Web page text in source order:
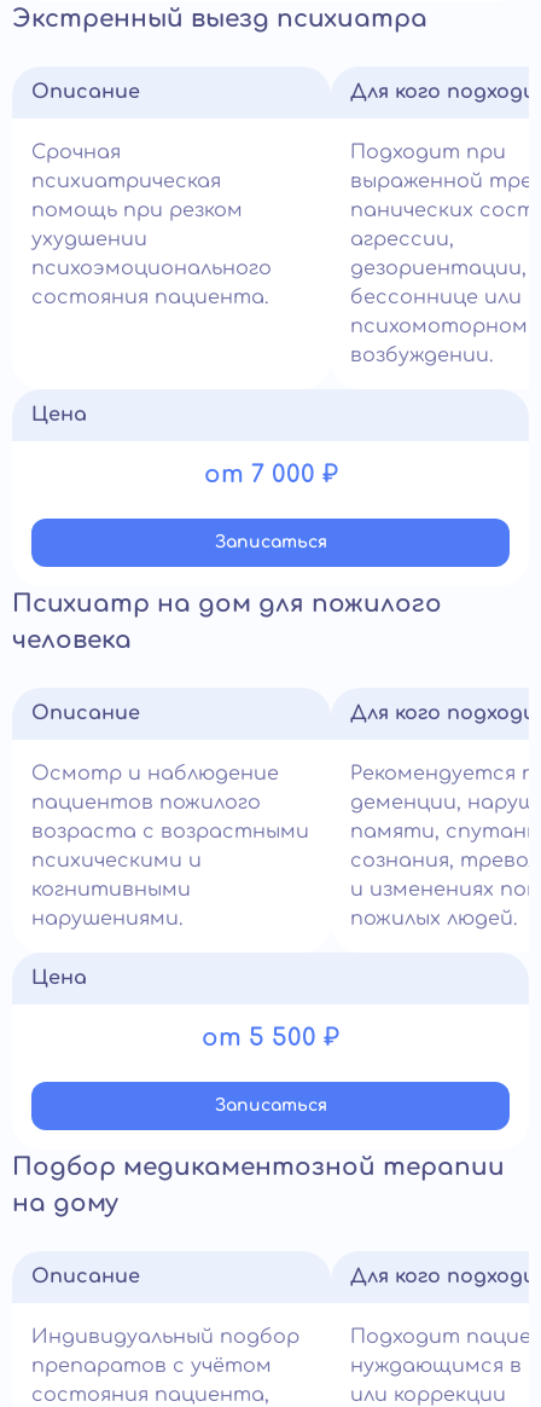
Экстренный выезд психиатра
Описание
Срочная
психиатрическая
помощь при резком
ухудшении
психоэмоционального
состояния пациента.
Для кого
Подходит при
выраженной
панических
агрессии,
дезориентации,
бессоннице или
психомоторном
возбуждении.
Цена
от 7 000 ₽
Записатьcя
Психиатр на дом для пожилого
человека
Описание
Осмотр и наблюдение
пациентов пожилого
возраста с возрастными
психическими и
когнитивными
нарушениями.
Для кого
Рекомендуется
деменции,
памяти,
сознания,
и изменениях
пожилых людей.
Цена
от 5 500 ₽
Записатьcя
Подбор медикаментозной терапии
на дому
Описание
Индивидуальный подбор
препаратов с учётом
состояния пациента,
Для кого
Подходит
нуждающимся в
или коррекции